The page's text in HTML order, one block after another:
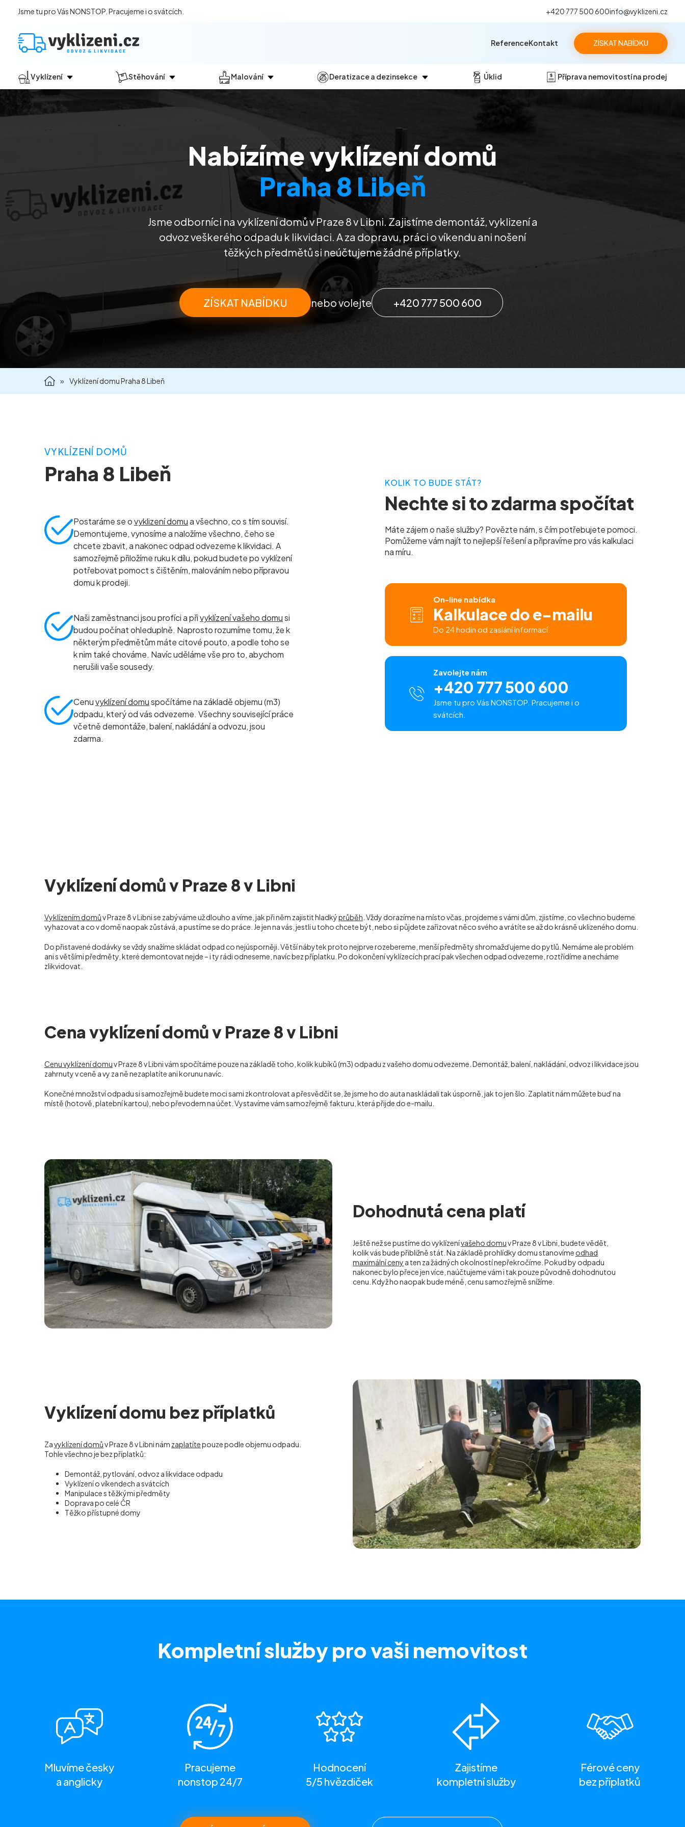
Jsme tu pro Vás NONSTOP. Pracujeme i o svátcích. +420 777 500 600info@vyklizeni.cz
ZÍSKAT NABÍDKU
Vyklízení
Jak vyklízení probíhá?
Vyklízení sklepů a garáží
Vyklízení zahrad
Stěhování Malování
Malování kanceláří
Malování komerčních prostor
Deratizace a dezinsekce
Dezinsekce
Úklid Příprava nemovitostí na prodej
ReferenceKontakt
Nabízíme vyklízení domů
Praha 8 Libeň
Jsme odborníci na vyklízení domů v Praze 8 v Libni. Zajistíme demontáž, vyklizení a
odvoz veškerého odpadu k likvidaci. A za dopravu, práci o víkendu ani nošení
těžkých předmětů si neúčtujeme žádné příplatky.
ZÍSKAT NABÍDKU nebo volejte +420 777 500 600
» Vyklízení domu Praha 8 Libeň
VYKLÍZENÍ DOMŮ
Praha 8 Libeň
Postaráme se ovyklizení domua všechno, co s tím souvisí.
Demontujeme, vynosíme a naložíme všechno, čeho se
chcete zbavit, a nakonec odpad odvezeme k likvidaci. A
samozřejmě přiložíme ruku k dílu, pokud budete po vyklízení
potřebovat pomoct s čištěním, malováním nebo přípravou
domu k prodeji.
Naši zaměstnanci jsou profíci a přivyklízení vašeho domusi
budou počínat ohleduplně. Naprosto rozumíme tomu, že k
některým předmětům máte citové pouto, a podle toho se
k nim také chováme. Navíc uděláme vše pro to, abychom
nerušili vaše sousedy.
Cenuvyklízení domuspočítáme na základě objemu (m3)
odpadu, který od vás odvezeme. Všechny související práce
včetně demontáže, balení, nakládání a odvozu, jsou
zdarma.
KOLIK TO BUDE STÁT?
Nechte si to zdarma spočítat
Máte zájem o naše služby? Povězte nám, s čím potřebujete pomoci.
Pomůžeme vám najít to nejlepší řešení a připravíme pro vás kalkulaci
na míru.
On-line nabídka
Kalkulace do e-mailu
Do 24 hodin od zaslání informací.
Zavolejte nám
+420 777 500 600
Jsme tu pro Vás NONSTOP. Pracujeme i o
svátcích.
Vyklízení domů v Praze 8 v Libni
Vyklízením domův Praze 8 v Libni se zabýváme už dlouho a víme, jak při něm zajistit hladkýprůběh . Vždy dorazíme na místo včas, projdeme s vámi dům, zjistíme, co všechno budeme
vyhazovat a co v domě naopak zůstává, a pustíme se do práce. Je jen na vás, jestli u toho chcete být, nebo si půjdete zařizovat něco svého a vrátíte se až do krásně uklizeného domu.
Do přistavené dodávky se vždy snažíme skládat odpad co nejúsporněji. Větší nábytek proto nejprve rozebereme, menší předměty shromažďujeme do pytlů. Nemáme ale problém
ani s většími předměty, které demontovat nejde – i ty rádi odneseme, navíc bez příplatku. Po dokončení vyklízecích prací pak všechen odpad odvezeme, roztřídíme a necháme
zlikvidovat.
Cena vyklízení domů v Praze 8 v Libni
Cenu vyklízení domuv Praze 8 v Libni vám spočítáme pouze na základě toho, kolik kubíků (m3) odpadu z vašeho domu odvezeme. Demontáž, balení, nakládání, odvoz i likvidace jsou
zahrnuty v ceně a vy za ně nezaplatíte ani korunu navíc.
Konečné množství odpadu si samozřejmě budete moci sami zkontrolovat a přesvědčit se, že jsme ho do auta naskládali tak úsporně, jak to jen šlo. Zaplatit nám můžete buď na
místě (hotově, platební kartou), nebo převodem na účet. Vystavíme vám samozřejmě fakturu, která přijde do e-mailu.
Dohodnutá cena platí
Ještě než se pustíme do vyklízenívašeho domuv Praze 8 v Libni, budete vědět,
kolik vás bude přibližně stát. Na základě prohlídky domu stanovíme odhad
maximální ceny a ten za žádných okolností nepřekročíme. Pokud by odpadu
nakonec bylo přece jen více, naúčtujeme vám i tak pouze původně dohodnutou
cenu. Když ho naopak bude méně, cenu samozřejmě snížíme.
Vyklízení domu bez příplatků
Zavyklízení domův Praze 8 v Libni nám zaplatítepouze podle objemu odpadu.
Tohle všechno je bez příplatků:
Demontáž, pytlování, odvoz a likvidace odpadu
Vyklízení o víkendech a svátcích
Manipulace s těžkými předměty
Doprava po celé ČR
Těžko přístupné domy
Kompletní službypro vaši nemovitost
Mluvíme česky
a anglicky
Pracujeme
nonstop 24/7
Hodnocení
5/5 hvězdiček
Zajistíme
kompletní služby
Férové ceny
bez příplatků